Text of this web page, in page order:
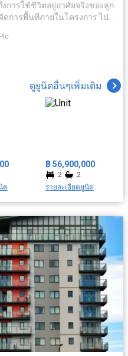
การใช้ชีวิตอยู่อาศัยจริงของลูก
การพื้นที่ภายในโครงการ ไป
for your Soul แต่
รบครัน อาทิ ระบบรักษาความ
ำ เดินทางสะดวกด้วยใกล้
กสบายใกล้สถาที่สำคัญ ยกยอ
ฯ
ดูยูนิตอื่นๆเพิ่มเติม
ต
฿ 56,900,000
2
2
รายละเอียดยูนิต